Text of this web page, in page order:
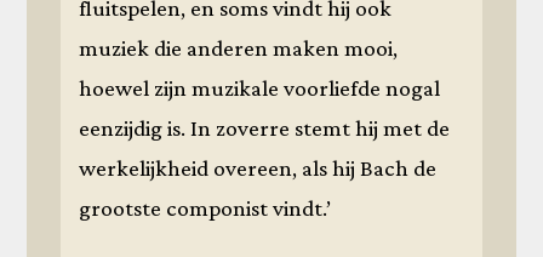
fluitspelen, en soms vindt hij ook
muziek die anderen maken mooi,
hoewel zijn muzikale voorliefde nogal
eenzijdig is. In zoverre stemt hij met de
werkelijkheid overeen, als hij Bach de
grootste componist vindt.’